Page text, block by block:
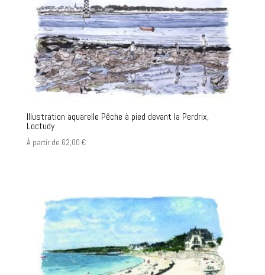
Illustration aquarelle Pêche à pied devant la Perdrix,
Loctudy
À partir de 62,00 €